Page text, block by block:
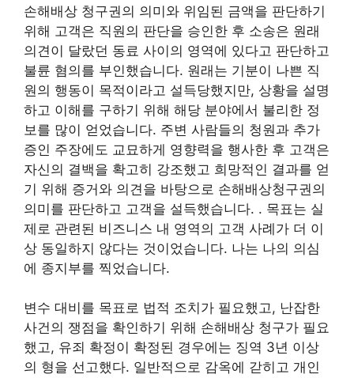
손해배상 청구권의 의미와 위임된 금액을 판단하기
위해 고객은 직원의 판단을 승인한 후 소송은 원래
의견이 달랐던 동료 사이의 영역에 있다고 판단하고
불륜 혐의를 부인했습니다. 원래는 기분이 나쁜 직
원의 행동이 목적이라고 설득당했지만, 상황을 설명
하고 이해를 구하기 위해 해당 분야에서 불리한 정
보를 많이 얻었습니다. 주변 사람들의 청원과 추가
증인 주장에도 교묘하게 영향력을 행사한 후 고객은
자신의 결백을 확고히 강조했고 희망적인 결과를 얻
기 위해 증거와 의견을 바탕으로 손해배상청구권의
의미를 판단하고 고객을 설득했습니다. . 목표는 실
제로 관련된 비즈니스 내 영역의 고객 사례가 더 이
상 동일하지 않다는 것이었습니다. 나는 나의 의심
에 종지부를 찍었습니다.
변수 대비를 목표로 법적 조치가 필요했고, 난잡한
사건의 쟁점을 확인하기 위해 손해배상 청구가 필요
했고, 유죄 확정이 확정된 경우에는 징역 3년 이상
의 형을 선고했다. 일반적으로 감옥에 갇히고 개인